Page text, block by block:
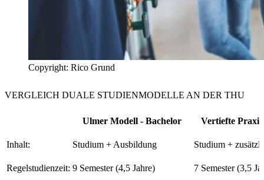
Copyright: Rico Grund
VERGLEICH DUALE STUDIENMODELLE AN DER THU
Ulmer Modell - Bachelor Vertiefte
Inhalt: Studium + Ausbildung Studium +
Regelstudienzeit: 9 Semester (4,5 Jahre) 7 Semester (3,5